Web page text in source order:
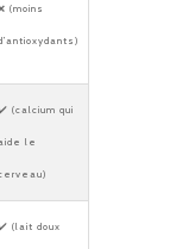
(moins
(calcium qui
le
(lait doux